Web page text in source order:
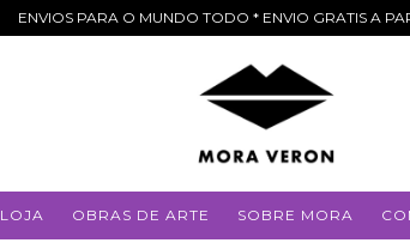
ENVIOS PARA O MUNDO TODO * ENVIO GRATIS A
LOJA OBRAS DE ARTE SOBRE MORA